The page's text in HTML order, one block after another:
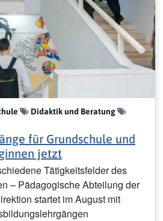
Didaktik und Beratung
für Grundschule und
jetzt
Tätigkeitsfelder des
– Pädagogische Abteilung der
startet im August mit